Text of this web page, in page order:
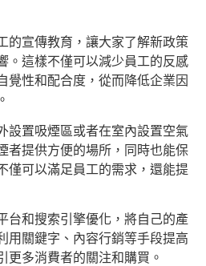
的宣傳教育，讓大家了解新政策
。這樣不僅可以減少員工的反感
覺性和配合度，從而降低企業因
設置吸煙區或者在室內設置空氣
者提供方便的場所，同時也能保
僅可以滿足員工的需求，還能提
台和搜索引擎優化，將自己的產
用關鍵字、內容行銷等手段提高
更多消費者的關注和購買。